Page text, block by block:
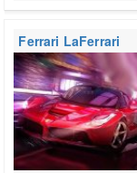
Ferrari LaFerrari